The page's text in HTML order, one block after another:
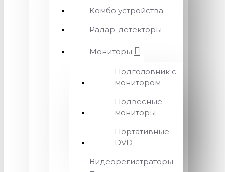
Комбо устройства
Радар-детекторы
Мониторы
Подголовник с
монитором
Подвесные
мониторы
Портативные
DVD
Видеорегистраторы